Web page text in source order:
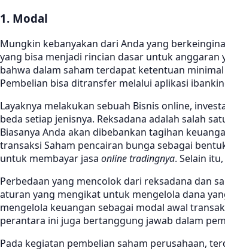
1. Modal
Mungkin kebanyakan dari Anda yang
yang bisa menjadi rincian dasar untuk
bahwa dalam saham terdapat ketentuan
Pembelian bisa ditransfer melalui aplikasi
Layaknya melakukan sebuah Bisnis online,
beda setiap jenisnya. Reksadana adalah salah
Biasanya Anda akan dibebankan tagihan
transaksi Saham pencairan bunga sebagai
untuk membayar jasa online tradingnya. Selain
Perbedaan yang mencolok dari reksadana dan
aturan yang mengikat untuk mengelola dana
mengelola keuangan sebagai modal awal
perantara ini juga bertanggung jawab dalam
Pada kegiatan pembelian saham perusahaan,